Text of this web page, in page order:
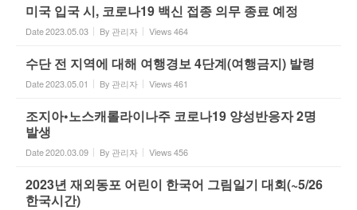
미국 입국 시, 코로나19 백신 접종 의무 종료 예정
Date2023.05.03 By 관리자 Views464
수단 전 지역에 대해 여행경보 4단계(여행금지) 발령
Date2023.05.01 By 관리자 Views461
조지아•노스캐롤라이나주 코로나19 양성반응자 2명
발생
Date2020.03.09 By 관리자 Views456
2023년 재외동포 어린이 한국어 그림일기 대회(~5/26
한국시간)